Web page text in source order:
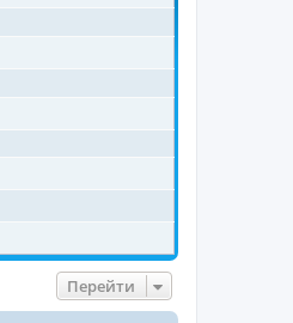
Перейти